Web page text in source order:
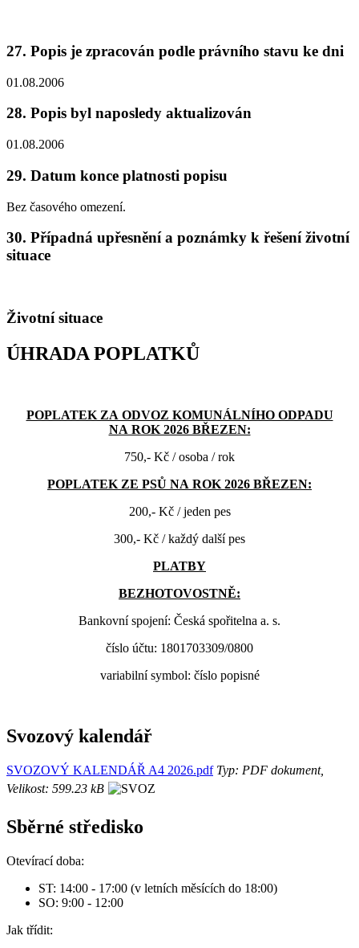
27. Popis je zpracován podle právního stavu ke dni
01.08.2006
28. Popis byl naposledy aktualizován
01.08.2006
29. Datum konce platnosti popisu
Bez časového omezení.
30. Případná upřesnění a poznámky k řešení životní
situace
Životní situace
ÚHRADA POPLATKŮ
POPLATEK ZA ODVOZ KOMUNÁLNÍHO ODPADU
NA ROK 2026 BŘEZEN:
750,- Kč / osoba / rok
POPLATEK ZE PSŮ NA ROK 2026 BŘEZEN:
200,- Kč / jeden pes
300,- Kč / každý další pes
PLATBY
BEZHOTOVOSTNĚ:
Bankovní spojení: Česká spořitelna a. s.
číslo účtu: 1801703309/0800
variabilní symbol: číslo popisné
Svozový kalendář
SVOZOVÝ KALENDÁŘ A4 2026.pdfTyp: PDF dokument,
Velikost: 599.23 kB
Sběrné středisko
Otevírací doba:
ST: 14:00 - 17:00 (v letních měsících do 18:00)
SO: 9:00 - 12:00
Jak třídit: